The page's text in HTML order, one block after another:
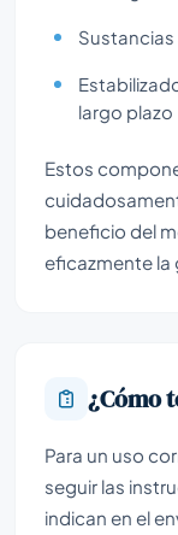
Sustancias
largo plazo
Estos
beneficio del
eficazmente la
¿Cómo
Para un uso
seguir las
indican en el